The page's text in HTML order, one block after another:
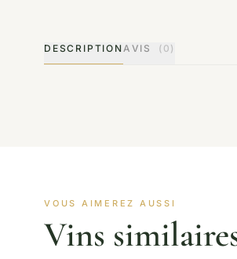
DESCRIPTION AVIS (0)
VOUS AIMEREZ AUSSI
Vins